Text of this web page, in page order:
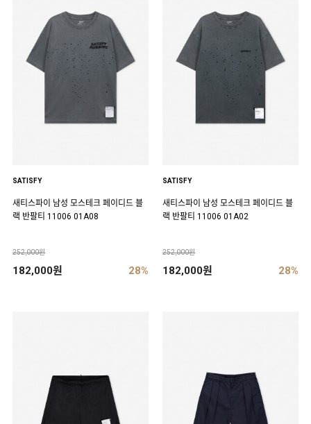
SATISFY
새티스파이 남성 모스테크 페이디드 블
랙 반팔티 11006 01A08
252,000원
182,000원 28%
SATISFY
새티스파이 남성 모스테크 페이디드 블
랙 반팔티 11006 01A02
252,000원
182,000원 28%